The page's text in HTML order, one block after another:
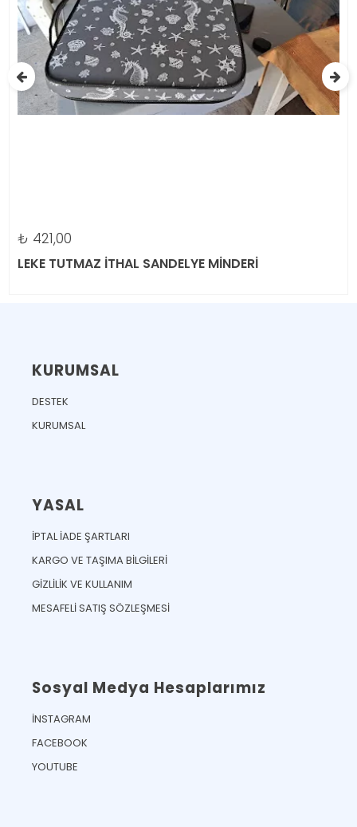
₺ 421,00
LEKE TUTMAZ İTHAL SANDELYE MİNDERİ
KURUMSAL
DESTEK
KURUMSAL
YASAL
İPTAL İADE ŞARTLARI
KARGO VE TAŞIMA BİLGİLERİ
GİZLİLİK VE KULLANIM
MESAFELİ SATIŞ SÖZLEŞMESİ
Sosyal Medya Hesaplarımız
İNSTAGRAM
FACEBOOK
YOUTUBE